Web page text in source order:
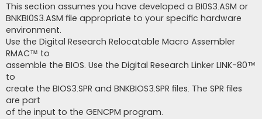
This section assumes you have developed a BI0S3.ASM or
BNKBI0S3.ASM file appropriate to your specific hardware
environment.
Use the Digital Research Relocatable Macro Assembler
RMAC™ to
assemble the BIOS. Use the Digital Research Linker LINK-80™
to
create the BIOS3.SPR and BNKBIOS3.SPR files. The SPR files
are part
of the input to the GENCPM program.